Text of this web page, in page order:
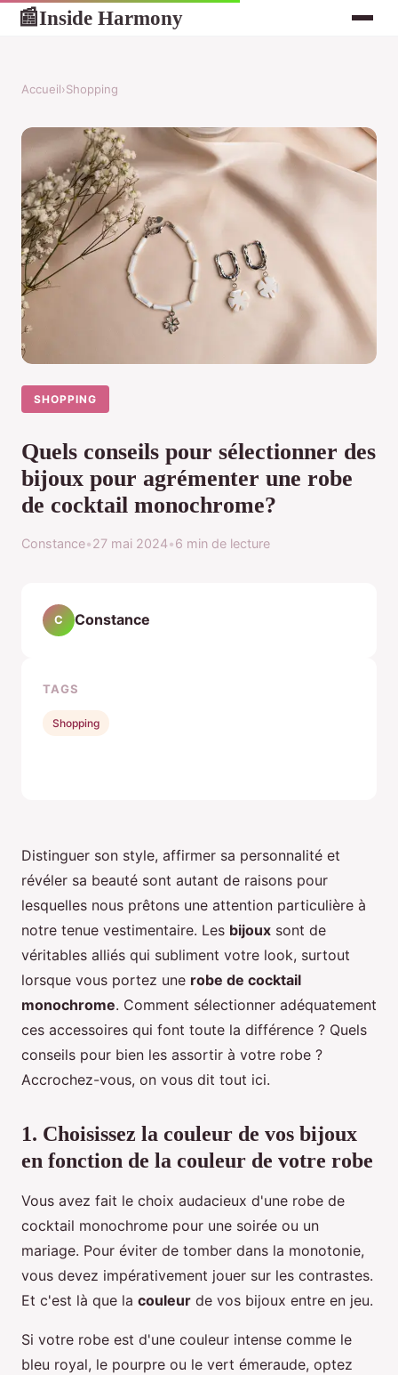
📰Inside Harmony
Accueil›Shopping
SHOPPING
Quels conseils pour sélectionner des
bijoux pour agrémenter une robe
de cocktail monochrome?
Constance•27 mai 2024•6 min de lecture
Distinguer son style, affirmer sa personnalité et
révéler sa beauté sont autant de raisons pour
lesquelles nous prêtons une attention particulière à
notre tenue vestimentaire. Les bijoux sont de
véritables alliés qui subliment votre look, surtout
lorsque vous portez une robe de cocktail
monochrome. Comment sélectionner adéquatement
ces accessoires qui font toute la différence ? Quels
conseils pour bien les assortir à votre robe ?
Accrochez-vous, on vous dit tout ici.
1. Choisissez la couleur de vos bijoux
en fonction de la couleur de votre robe
Vous avez fait le choix audacieux d'une robe de
cocktail monochrome pour une soirée ou un
mariage. Pour éviter de tomber dans la monotonie,
vous devez impérativement jouer sur les contrastes.
Et c'est là que la couleur de vos bijoux entre en jeu.
Si votre robe est d'une couleur intense comme le
bleu royal, le pourpre ou le vert émeraude, optez
C Constance
TAGS
Shopping